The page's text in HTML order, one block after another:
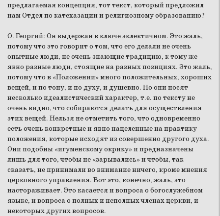
предлагаемая концепция, тот текст, который предложил
нам Отдел по катехазации и религиозному образованию?
О. Георгий: Он выдержан в ключе эклектичном. Это жаль,
потому что это говорит о том, что его делали не очень
опытные люди, не очень знающие традицию, к тому же
явно разные люди, стоящие на разных позициях. Это жаль,
потому что в «Положении» много положительных, хороших
вещей, и по тону, и по духу, и душевно. Но они носят
несколько идеалистический характер, т.е. по тексту не
очень видно, что собираются делать для осуществления
этих вещей. Нельзя не отметить того, что одновременно
есть очень конкретные и явно нацеленные на практику
положения, которые исходят из совершенно другого духа.
Они подобны «игуменскому окрику» и предназначены
лишь для того, чтобы не «зарывались» и чтобы, так
сказать, не принимали во внимание ничего, кроме мнения
церковного управления. Вот это, конечно, жаль, это
настораживает. Это касается и вопроса о богослужебном
языке, и вопроса о полных и неполных членах церкви, и
некоторых других вопросов.